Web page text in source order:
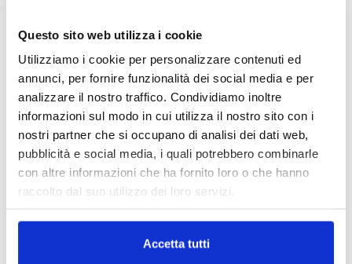
Questo sito web utilizza i cookie
Utilizziamo i cookie per personalizzare contenuti ed
annunci, per fornire funzionalità dei social media e per
analizzare il nostro traffico. Condividiamo inoltre
informazioni sul modo in cui utilizza il nostro sito con i
nostri partner che si occupano di analisi dei dati web,
pubblicità e social media, i quali potrebbero combinarle
con altre informazioni che ha fornito loro o che hanno
raccolto dal suo utilizzo dei loro servizi.
Accetta tutti
dell’IA sul futuro e oltre)
IL MENSILE ASSINEWS LUGLIO-
AGOSTO 2026